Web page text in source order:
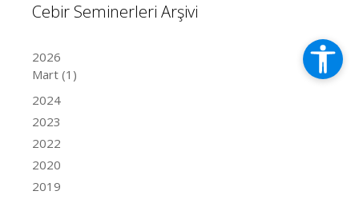
Cebir Seminerleri Arşivi
2026
Mart (1)
2024
2023
2022
2020
2019